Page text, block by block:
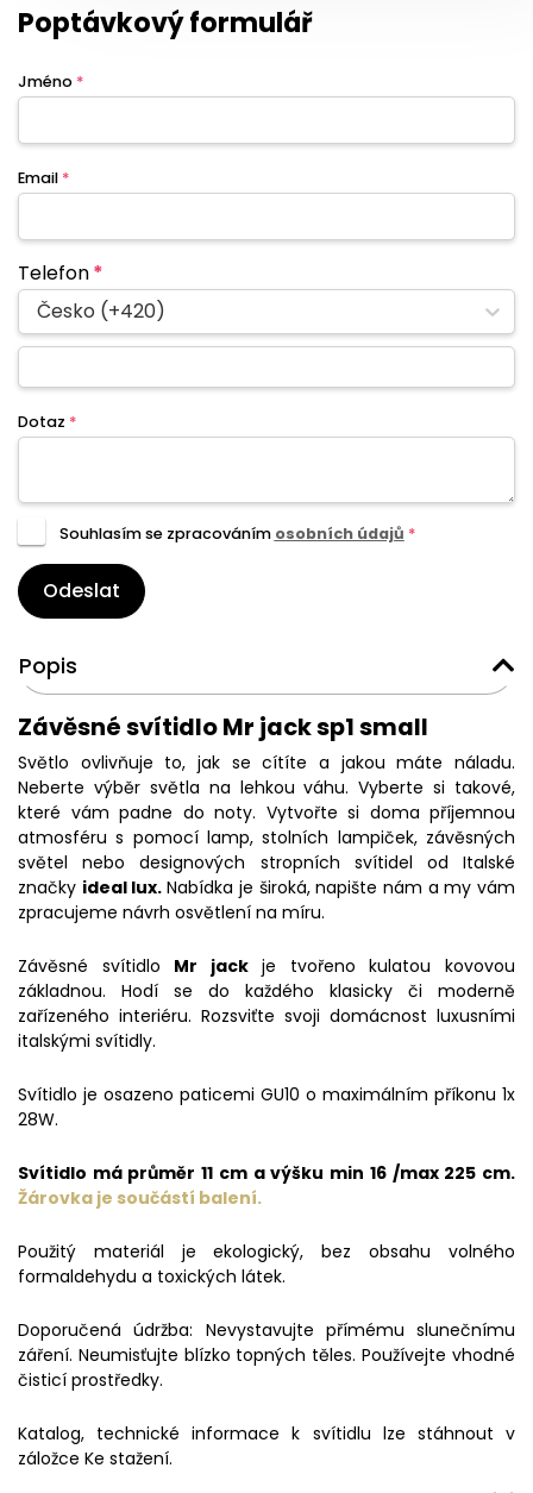
Poptávkový formulář
Jméno *
Email *
Telefon*
Česko (+420)
Dotaz *
Souhlasím se zpracováním osobních údajů *
Odeslat
Popis
Závěsné svítidlo Mr jack sp1 small
Světlo ovlivňuje to, jak se cítíte a jakou máte náladu.
Neberte výběr světla na lehkou váhu. Vyberte si takové,
které vám padne do noty. Vytvořte si doma příjemnou
atmosféru s pomocí lamp, stolních lampiček, závěsných
světel nebo designových stropních svítidel od Italské
značky ideal lux.Nabídka je široká, napište nám a my vám
zpracujeme návrh osvětlení na míru.
Závěsné svítidlo Mr jack je tvořeno kulatou kovovou
základnou. Hodí se do každého klasicky či moderně
zařízeného interiéru. Rozsviťte svoji domácnost luxusními
italskými svítidly.
Svítidlo je osazeno paticemi GU10 o maximálním příkonu 1x
28W.
Svítidlo má průměr 11 cm a výšku min 16 /max 225 cm.
Žárovka je součástí balení.
Použitý materiál je ekologický, bez obsahu volného
formaldehydu a toxických látek.
Doporučená údržba: Nevystavujte přímému slunečnímu
záření. Neumisťujte blízko topných těles. Používejte vhodné
čisticí prostředky.
Katalog, technické informace k svítidlu lze stáhnout v
záložce Ke stažení.